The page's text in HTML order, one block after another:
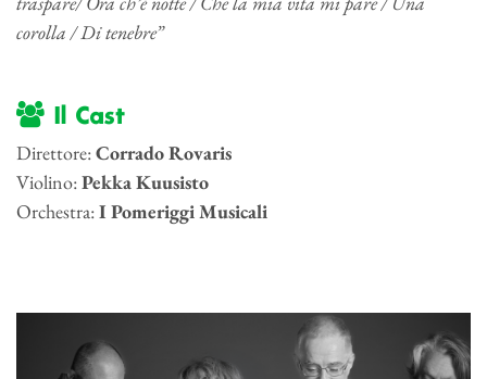
corolla / Di tenebre”
Il Cast
Direttore:Corrado Rovaris
Violino:Pekka Kuusisto
Orchestra:I Pomeriggi Musicali